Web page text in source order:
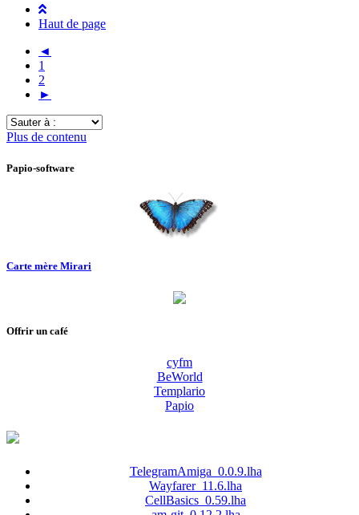
Haut de page
◄
1
2
►
Sauter
à
Plus de contenu
Papio-software
Carte mère Mirari
Offrir un café
cyfm
BeWorld
Templario
Papio
TelegramAmiga_0.0.9.lha
Wayfarer_11.6.lha
CellBasics_0.59.lha